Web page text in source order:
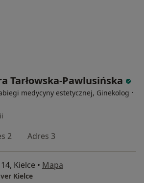
Tarłowska-Pawlusińska
medycyny estetycznej, Ginekolog ·
2 Adres 3
Kielce • Mapa
Kielce